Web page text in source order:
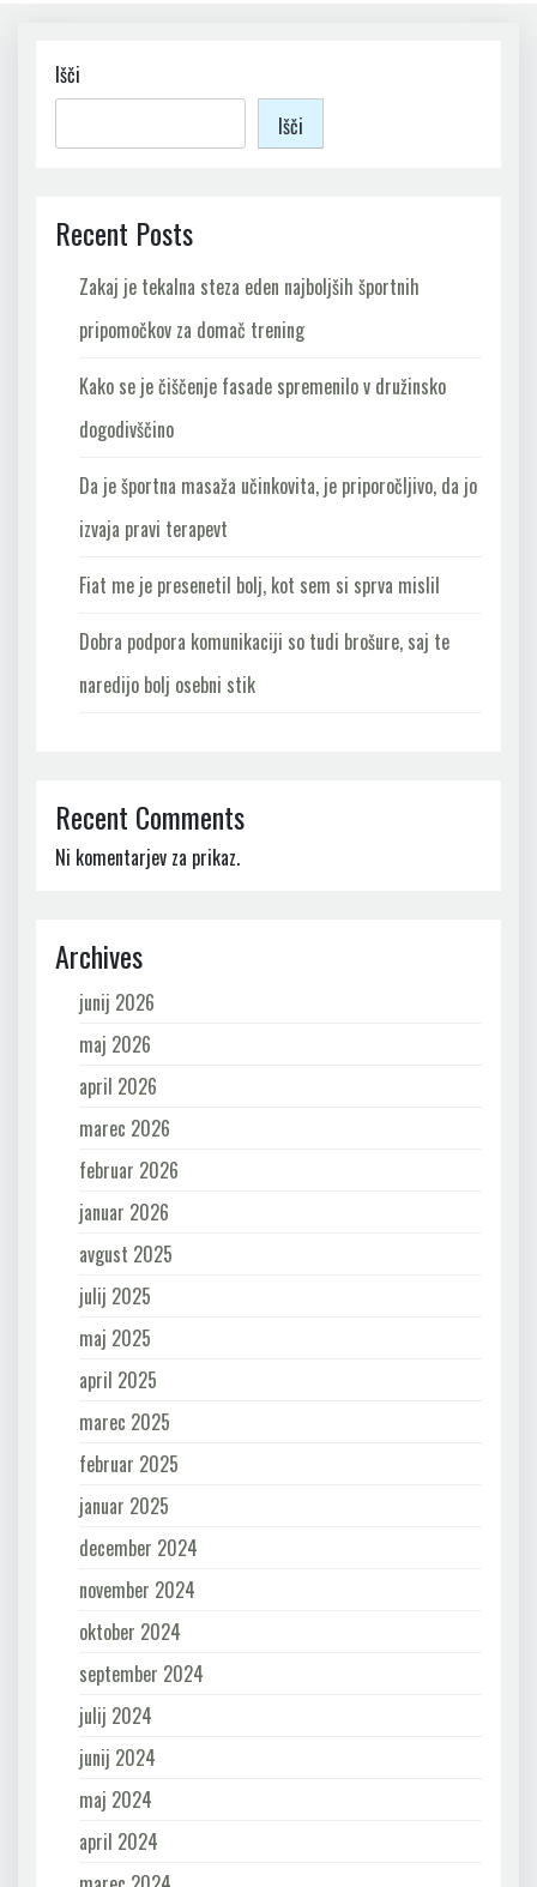
Išči
Išči
Recent Posts
Zakaj je tekalna steza eden najboljših športnih
pripomočkov za domač trening
Kako se je čiščenje fasade spremenilo v družinsko
dogodivščino
Da je športna masaža učinkovita, je priporočljivo, da jo
izvaja pravi terapevt
Fiat me je presenetil bolj, kot sem si sprva mislil
Dobra podpora komunikaciji so tudi brošure, saj te
naredijo bolj osebni stik
Recent Comments
Ni komentarjev za prikaz.
Archives
junij 2026
maj 2026
april 2026
marec 2026
februar 2026
januar 2026
avgust 2025
julij 2025
maj 2025
april 2025
marec 2025
februar 2025
januar 2025
december 2024
november 2024
oktober 2024
september 2024
julij 2024
junij 2024
maj 2024
april 2024